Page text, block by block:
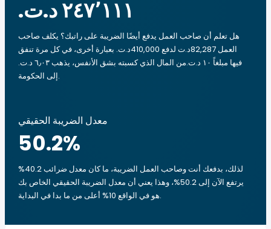
هل تعلم أن صاحب العمل يدفع أيضًا الضريبة على راتبك؟ يكلف صاحب
العمل 82,287د.ت لدفع 410,000د.ت. بعبارة أخرى، في كل مرة تنفق
فيها مبلغاً ‏١٠ د.ت.‏من المال الذي كسبته بشق الأنفس، يذهب ‏٦٫٠٣ د.ت.‏
إلى الحكومة.
معدل الضريبة الحقيقي
50.2%
لذلك، بدفعك أنت وصاحب العمل الضريبة، ما كان معدل ضرائب 40.2%
يرتفع الآن إلى 50.2%، وهذا يعني أن معدل الضريبة الحقيقي الخاص بك
هو في الواقع 10% أعلى من ما بدا في البداية.